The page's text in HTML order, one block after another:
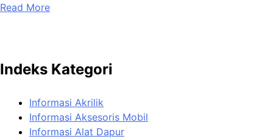
Read More
Indeks Kategori
Informasi Akrilik
Informasi Aksesoris Mobil
Informasi Alat Dapur